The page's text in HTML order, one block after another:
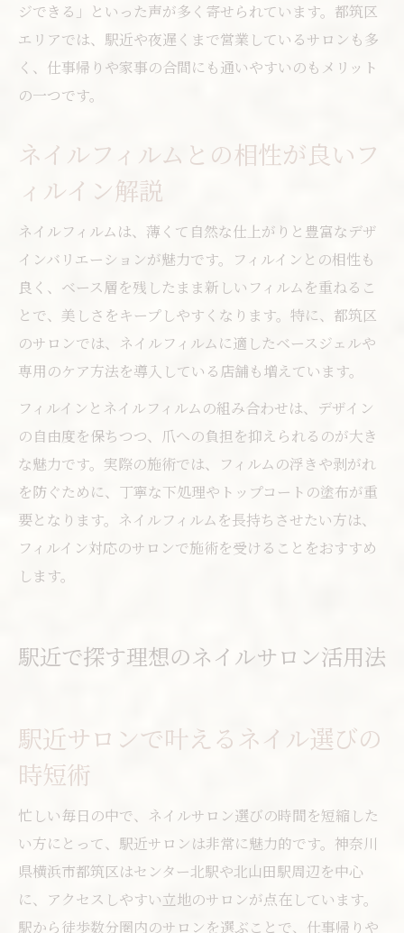
ジできる」といった声が多く寄せられています。都筑区
エリアでは、駅近や夜遅くまで営業しているサロンも多
く、仕事帰りや家事の合間にも通いやすいのもメリット
の一つです。
ネイルフィルムとの相性が良いフ
ィルイン解説
ネイルフィルムは、薄くて自然な仕上がりと豊富なデザ
インバリエーションが魅力です。フィルインとの相性も
良く、ベース層を残したまま新しいフィルムを重ねるこ
とで、美しさをキープしやすくなります。特に、都筑区
のサロンでは、ネイルフィルムに適したベースジェルや
専用のケア方法を導入している店舗も増えています。
フィルインとネイルフィルムの組み合わせは、デザイン
の自由度を保ちつつ、爪への負担を抑えられるのが大き
な魅力です。実際の施術では、フィルムの浮きや剥がれ
を防ぐために、丁寧な下処理やトップコートの塗布が重
要となります。ネイルフィルムを長持ちさせたい方は、
フィルイン対応のサロンで施術を受けることをおすすめ
します。
駅近で探す理想のネイルサロン活用法
駅近サロンで叶えるネイル選びの
時短術
忙しい毎日の中で、ネイルサロン選びの時間を短縮した
い方にとって、駅近サロンは非常に魅力的です。神奈川
県横浜市都筑区はセンター北駅や北山田駅周辺を中心
に、アクセスしやすい立地のサロンが点在しています。
駅から徒歩数分圏内のサロンを選ぶことで、仕事帰りや